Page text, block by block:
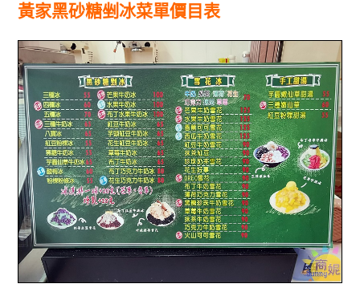
黃家黑砂糖剉冰菜單價目表